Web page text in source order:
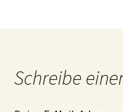
Schreibe